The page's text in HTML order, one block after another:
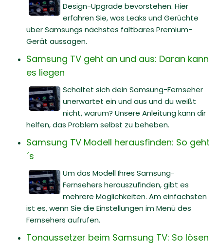
Design-Upgrade bevorstehen. Hier
erfahren Sie, was Leaks und Gerüchte
über Samsungs nächstes faltbares Premium-
Gerät aussagen.
Samsung TV geht an und aus: Daran kann
es liegen
Schaltet sich dein Samsung-Fernseher
unerwartet ein und aus und du weißt
nicht, warum? Unsere Anleitung kann dir
helfen, das Problem selbst zu beheben.
Samsung TV Modell herausfinden: So geht
´s
Um das Modell Ihres Samsung-
Fernsehers herauszufinden, gibt es
mehrere Möglichkeiten. Am einfachsten
ist es, wenn Sie die Einstellungen im Menü des
Fernsehers aufrufen.
Tonaussetzer beim Samsung TV: So lösen